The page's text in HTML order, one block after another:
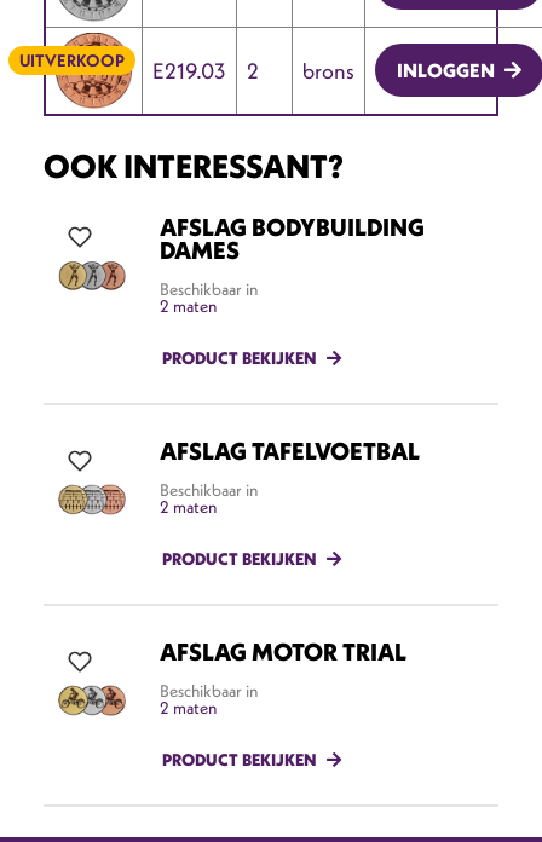
UITVERKOOP E219.03 2 brons INLOGGEN
OOK INTERESSANT?
AFSLAG BODYBUILDING
DAMES
Beschikbaar in
2 maten
PRODUCT BEKIJKEN
AFSLAG TAFELVOETBAL
Beschikbaar in
2 maten
PRODUCT BEKIJKEN
AFSLAG MOTOR TRIAL
Beschikbaar in
2 maten
PRODUCT BEKIJKEN